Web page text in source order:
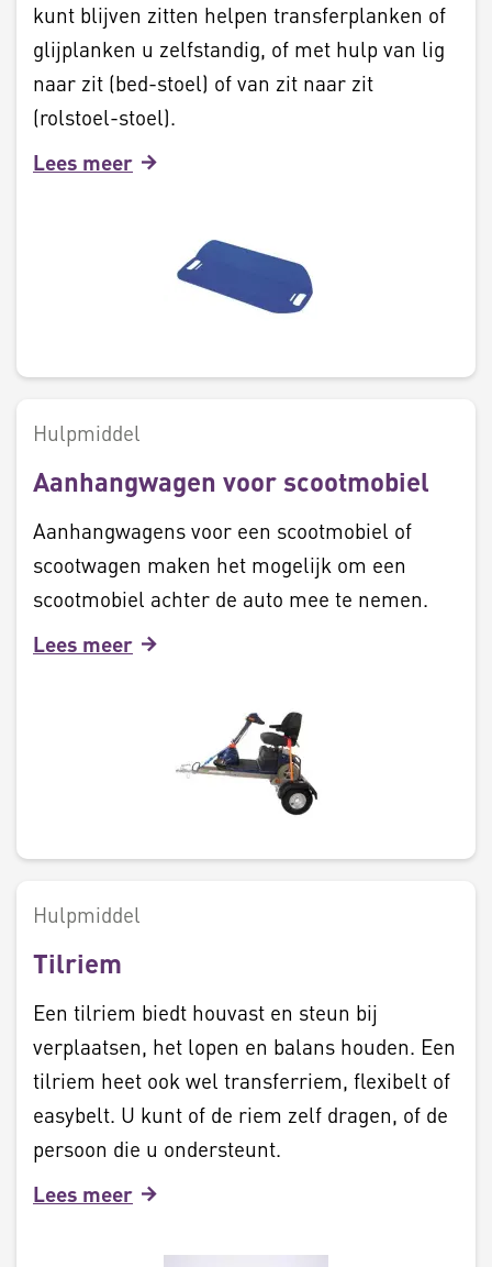
kunt blijven zitten helpen transferplanken of
glijplanken u zelfstandig, of met hulp van lig
naar zit (bed-stoel) of van zit naar zit
(rolstoel-stoel).
Lees meer
Hulpmiddel
Aanhangwagen voor scootmobiel
Aanhangwagens voor een scootmobiel of
scootwagen maken het mogelijk om een
scootmobiel achter de auto mee te nemen.
Lees meer
Hulpmiddel
Tilriem
Een tilriem biedt houvast en steun bij
verplaatsen, het lopen en balans houden. Een
tilriem heet ook wel transferriem, flexibelt of
easybelt. U kunt of de riem zelf dragen, of de
persoon die u ondersteunt.
Lees meer